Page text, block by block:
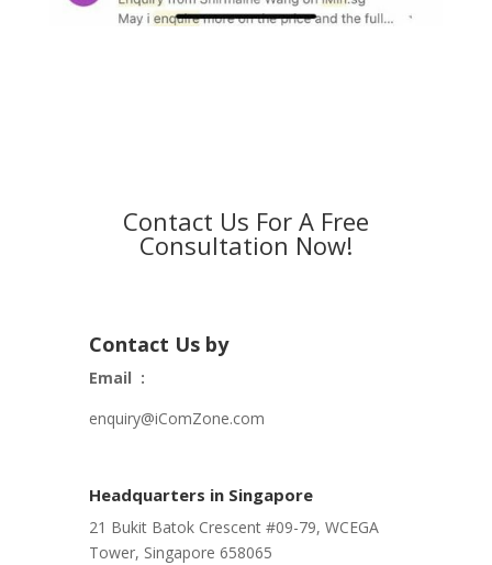
Contact Us For A Free
Consultation Now!
Contact Us by
Email :
enquiry@iComZone.com
Headquarters in Singapore
21 Bukit Batok Crescent #09-79, WCEGA
Tower, Singapore 658065